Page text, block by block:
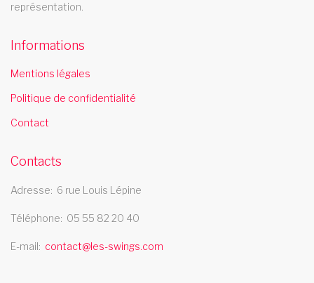
79
cabaret puy de dome
Le cabaret Les Swings se deplace dans le departement puy
de dome
professionnel et se deplace dans le departement Essonne 91
spectacle de magie
représentation.
Informations
Mentions légales
Politique de confidentialité
Contact
Contacts
Adresse 6 rue Louis Lépine
Téléphone 05 55 82 20 40
E-mail contact@les-swings.com